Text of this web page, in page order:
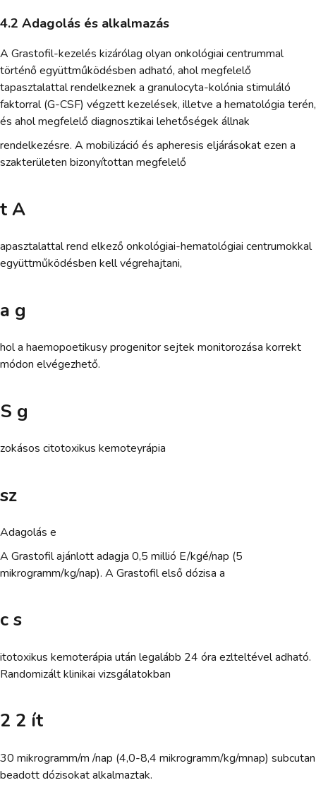
4.2 Adagolás és alkalmazás
A Grastofil-kezelés kizárólag olyan onkológiai centrummal
történő együttműködésben adható, ahol megfelelő
tapasztalattal rendelkeznek a granulocyta-kolónia stimuláló
faktorral (G-CSF) végzett kezelések, illetve a hematológia terén,
és ahol megfelelő diagnosztikai lehetőségek állnak
rendelkezésre. A mobilizáció és apheresis eljárásokat ezen a
szakterületen bizonyítottan megfelelő
t A
apasztalattal rend elkező onkológiai-hematológiai centrumokkal
együttműködésben kell végrehajtani,
a g
hol a haemopoetikusy progenitor sejtek monitorozása korrekt
módon elvégezhető.
S g
zokásos citotoxikus kemoteyrápia
sz
Adagolás e
A Grastofil ajánlott adagja 0,5 millió E/kgé/nap (5
mikrogramm/kg/nap). A Grastofil első dózisa a
c s
itotoxikus kemoterápia után legalább 24 óra ezlteltével adható.
Randomizált klinikai vizsgálatokban
2 2 ít
30 mikrogramm/m /nap (4,0-8,4 mikrogramm/kg/mnap) subcutan
beadott dózisokat alkalmaztak.